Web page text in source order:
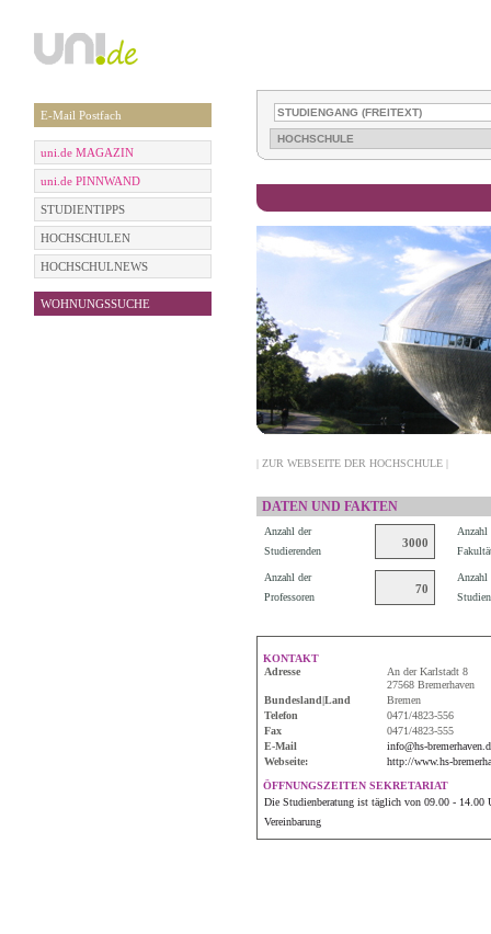
E-Mail Postfach
uni.de MAGAZIN
uni.de PINNWAND
STUDIENTIPPS
HOCHSCHULEN
HOCHSCHULNEWS
WOHNUNGSSUCHE
| ZUR WEBSEITE DER HOCHSCHULE |
DATEN UND FAKTEN
Anzahl der
Studierenden
3000
Anzahl
Anzahl der
Professoren
70
Anzahl
KONTAKT
Adresse
An der Karlstadt 8
27568 Bremerhaven
Bundesland|Land
Bremen
Telefon
0471/4823-556
Fax
0471/4823-555
E-Mail
info@hs-
Webseite:
http://www.hs-
ÖFFNUNGSZEITEN SEKRETARIAT
Die Studienberatung ist täglich von 09.00 - 14.00
Vereinbarung